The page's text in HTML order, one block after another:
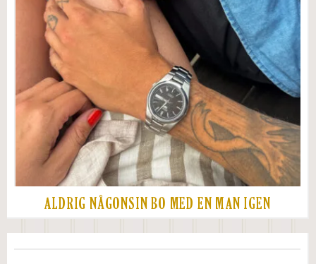
ALDRIG NÅGONSIN BO MED EN MAN IGEN